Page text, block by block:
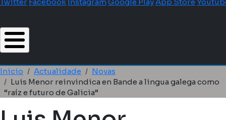
Twitter Facebook InstagramGoogle PlayApp Store
Miga de pan
Inicio Actualidade
Novas
Luis Menor reinvindica en Bande a lingua galega como
“raíz e futuro de Galicia”